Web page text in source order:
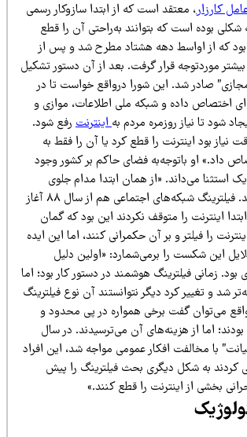
، معتقد است که از ابتدا سازوکار رسمی
بوده است که بتوانند به‌راحتی آن را قطع
از اواسط دهه هشتاد مطرح شد و پس از
۱۳۸۸ بیشتر موردتوجه قرار گرفت. بعد از آن دستور تشکیل
صادر شد. این شورا درواقع خواست تا در
داده و شبکه ملی اطلاعات، موازی و
تا نیاز روزمره مردم بهاینترنترفع شود.
اینترنت را قطع کرد یا آن را فقط به
او باتوجه‌به فضای حاکم بر کشور وجود
می‌داند. «از همان ابتدا مدام جلوی
اینترنت گرفته می‌شد. فیلترینگ شبکه‌های اجتماعی هم از سال ۸۸ آغاز
را متوقف نکردند این بود که گمان
فیلتر و بر آن حکمرانی کنند، اما این ایده
شکست را برمی‌شمارد: «اولین دلیل
فیلترینگ هوشمند در دستور کار بود؛ اما
تغییر کرد دیگر نتوانستند آن نوع فیلترینگ
گفت برخی همواره در پی محدود و
اما از هزینه‌های آن می‌ترسیدند. در سال
با مخالفت افکار عمومی مواجه شد، این افراد
به شکل دیگری بحث فیلترینگ را پیش
از اینترنت را قطع کنند.»